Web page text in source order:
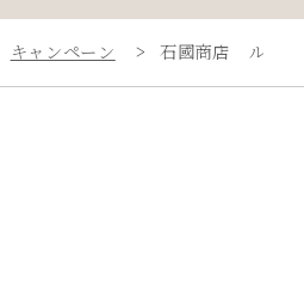
キャンペーン 石國商店 ルミネ